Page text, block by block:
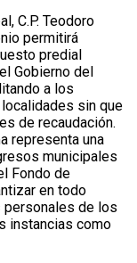
C.P. Teodoro
permitirá
predial
Gobierno del
a los
sin que
de recaudación.
representa una
municipales
Fondo de
en todo
de los
instancias como